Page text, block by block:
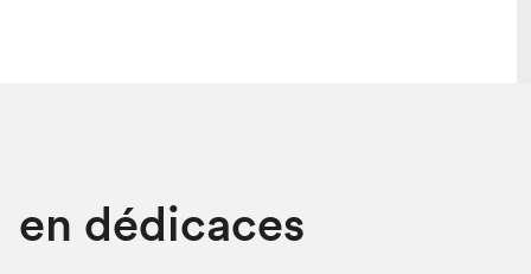
Programmation dans la ville
dédicaces